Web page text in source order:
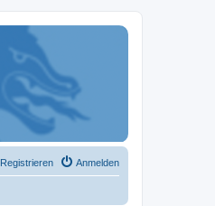
Anmelden
Registrieren